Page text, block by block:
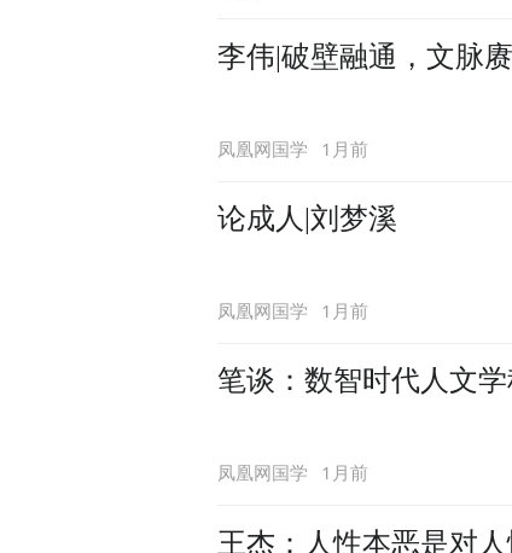
李伟|破壁融通，文脉
凤凰网国学 1月前
论成人|刘梦溪
凤凰网国学 1月前
笔谈：数智时代人文
凤凰网国学 1月前
王杰：人性本恶是对